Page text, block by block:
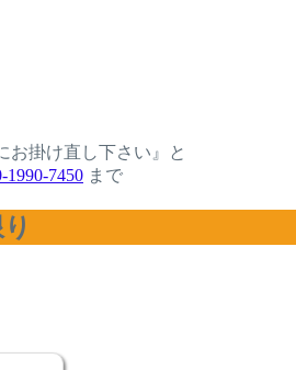
お掛け直し下さい』と
1990-7450 まで